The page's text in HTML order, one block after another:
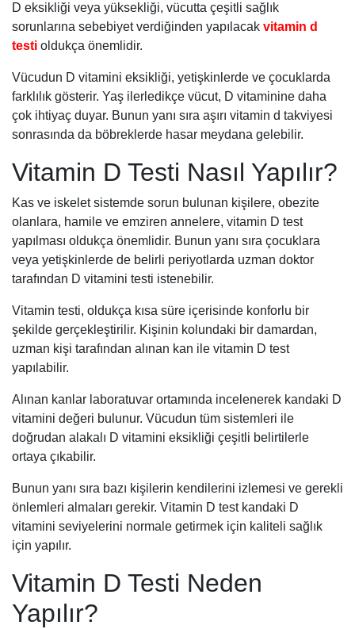
D eksikliği veya yüksekliği, vücutta çeşitli sağlık
sorunlarına sebebiyet verdiğinden yapılacak vitamin d
testi oldukça önemlidir.
Vücudun D vitamini eksikliği, yetişkinlerde ve çocuklarda
farklılık gösterir. Yaş ilerledikçe vücut, D vitaminine daha
çok ihtiyaç duyar. Bunun yanı sıra aşırı vitamin d takviyesi
sonrasında da böbreklerde hasar meydana gelebilir.
Vitamin D Testi Nasıl Yapılır?
Kas ve iskelet sistemde sorun bulunan kişilere, obezite
olanlara, hamile ve emziren annelere, vitamin D test
yapılması oldukça önemlidir. Bunun yanı sıra çocuklara
veya yetişkinlerde de belirli periyotlarda uzman doktor
tarafından D vitamini testi istenebilir.
Vitamin testi, oldukça kısa süre içerisinde konforlu bir
şekilde gerçekleştirilir. Kişinin kolundaki bir damardan,
uzman kişi tarafından alınan kan ile vitamin D test
yapılabilir.
Alınan kanlar laboratuvar ortamında incelenerek kandaki D
vitamini değeri bulunur. Vücudun tüm sistemleri ile
doğrudan alakalı D vitamini eksikliği çeşitli belirtilerle
ortaya çıkabilir.
Bunun yanı sıra bazı kişilerin kendilerini izlemesi ve gerekli
önlemleri almaları gerekir. Vitamin D test kandaki D
vitamini seviyelerini normale getirmek için kaliteli sağlık
için yapılır.
Vitamin D Testi Neden
Yapılır?